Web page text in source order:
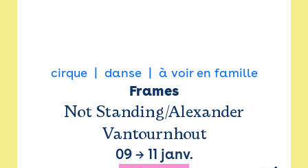
cirque danse à voir en famille
Frames
Not Standing/Alexander
Vantournhout
09→ 11 janv.